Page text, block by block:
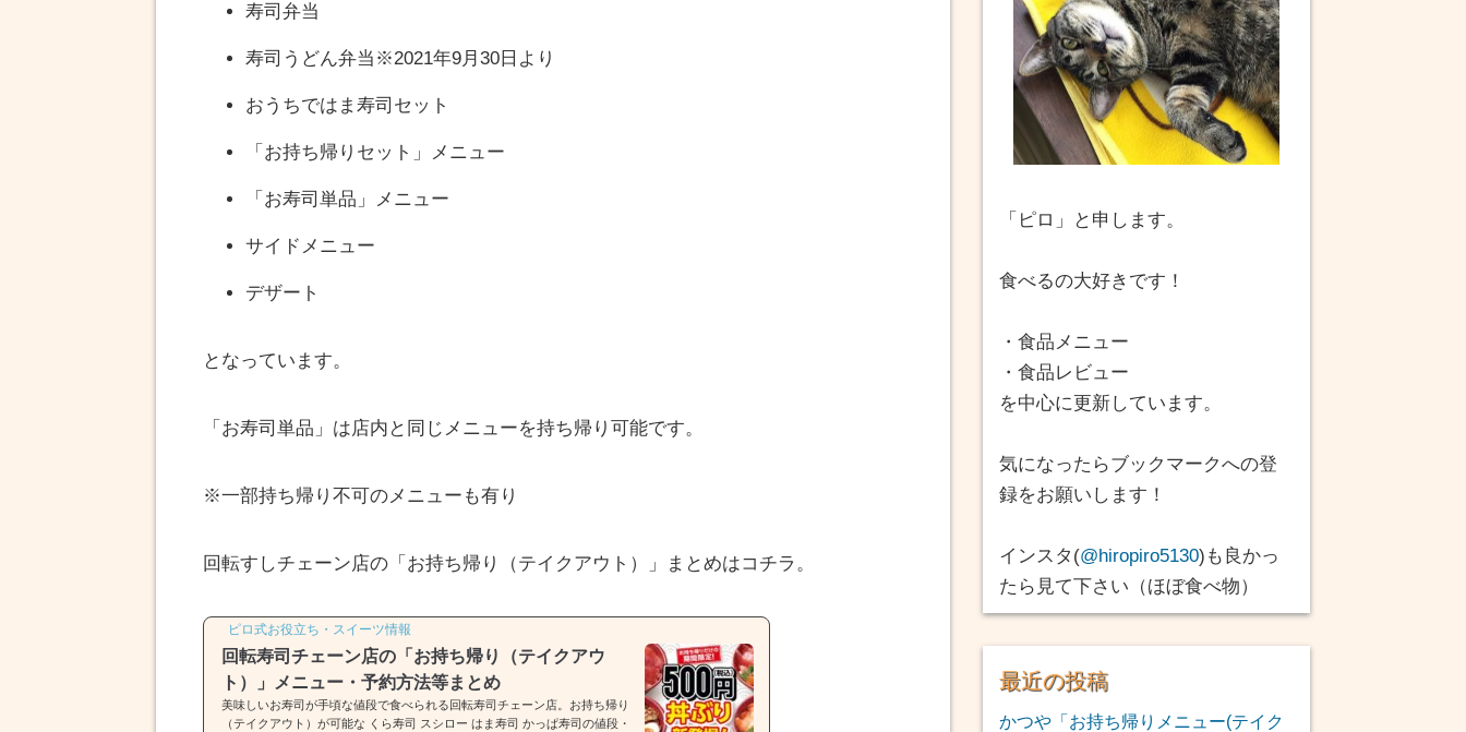
寿司弁当
寿司うどん弁当※2021年9月30日より
おうちではま寿司セット
「お持ち帰りセット」メニュー
「お寿司単品」メニュー
サイドメニュー
デザート
となっています。
「お寿司単品」は店内と同じメニューを持ち帰り可能です。
※一部持ち帰り不可のメニューも有り
回転すしチェーン店の「お持ち帰り（テイクアウト）」まとめはコチラ。
ピロ式お役立ち・スイーツ情報
回転寿司チェーン店の「お持ち帰り（テイクアウ
ト）」メニュー・予約方法等まとめ
美味しいお寿司が手頃な値段で食べられる回転寿司チェーン店。お持ち帰り
（テイクアウト）が可能な くら寿司 スシロー はま寿司 かっぱ寿司の値段・
「ピロ」と申します。
食べるの大好きです！
・食品メニュー
・食品レビュー
を中心に更新しています。
気になったらブックマークへの登
録をお願いします！
インスタ(@hiropiro5130)も良かっ
たら見て下さい（ほぼ食べ物）
最近の投稿
かつや「お持ち帰りメニュー(テイク